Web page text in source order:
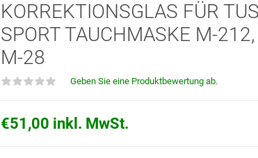
KORREKTIONSGLAS FÜR
SPORT TAUCHMASKE M-
M-28
Geben Sie eine Produktbewertung ab.
€51,00 inkl. MwSt.